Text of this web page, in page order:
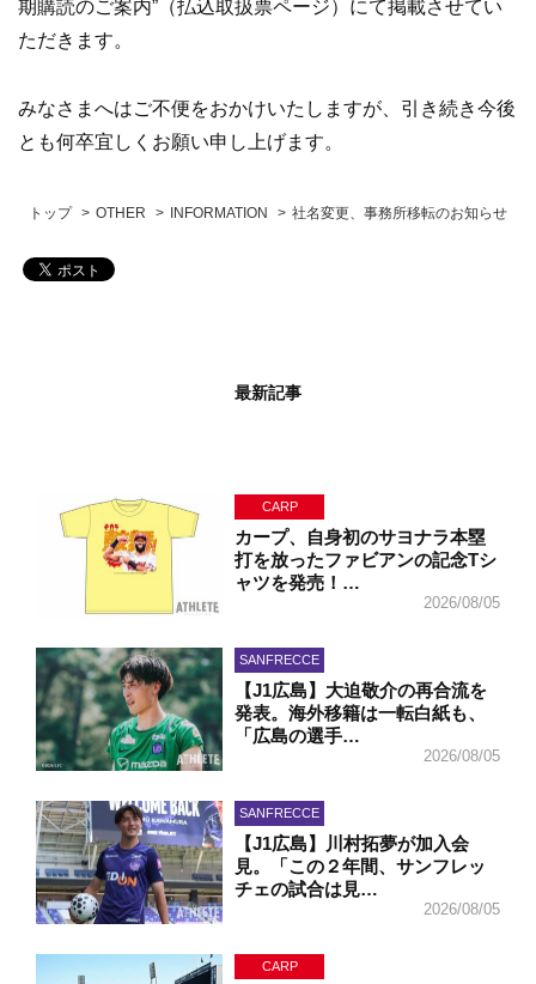
期購読のご案内”（払込取扱票ページ）にて掲載させてい
ただきます。
みなさまへはご不便をおかけいたしますが、引き続き今後
とも何卒宜しくお願い申し上げます。
トップ OTHER INFORMATION 社名変更、事務所移転のお知らせ
最新記事
CARP
カープ、自身初のサヨナラ本塁
打を放ったファビアンの記念Tシ
ャツを発売！…
2026/08/05
SANFRECCE
【J1広島】大迫敬介の再合流を
発表。海外移籍は一転白紙も、
「広島の選手…
2026/08/05
SANFRECCE
【J1広島】川村拓夢が加入会
見。「この２年間、サンフレッ
チェの試合は見…
2026/08/05
CARP